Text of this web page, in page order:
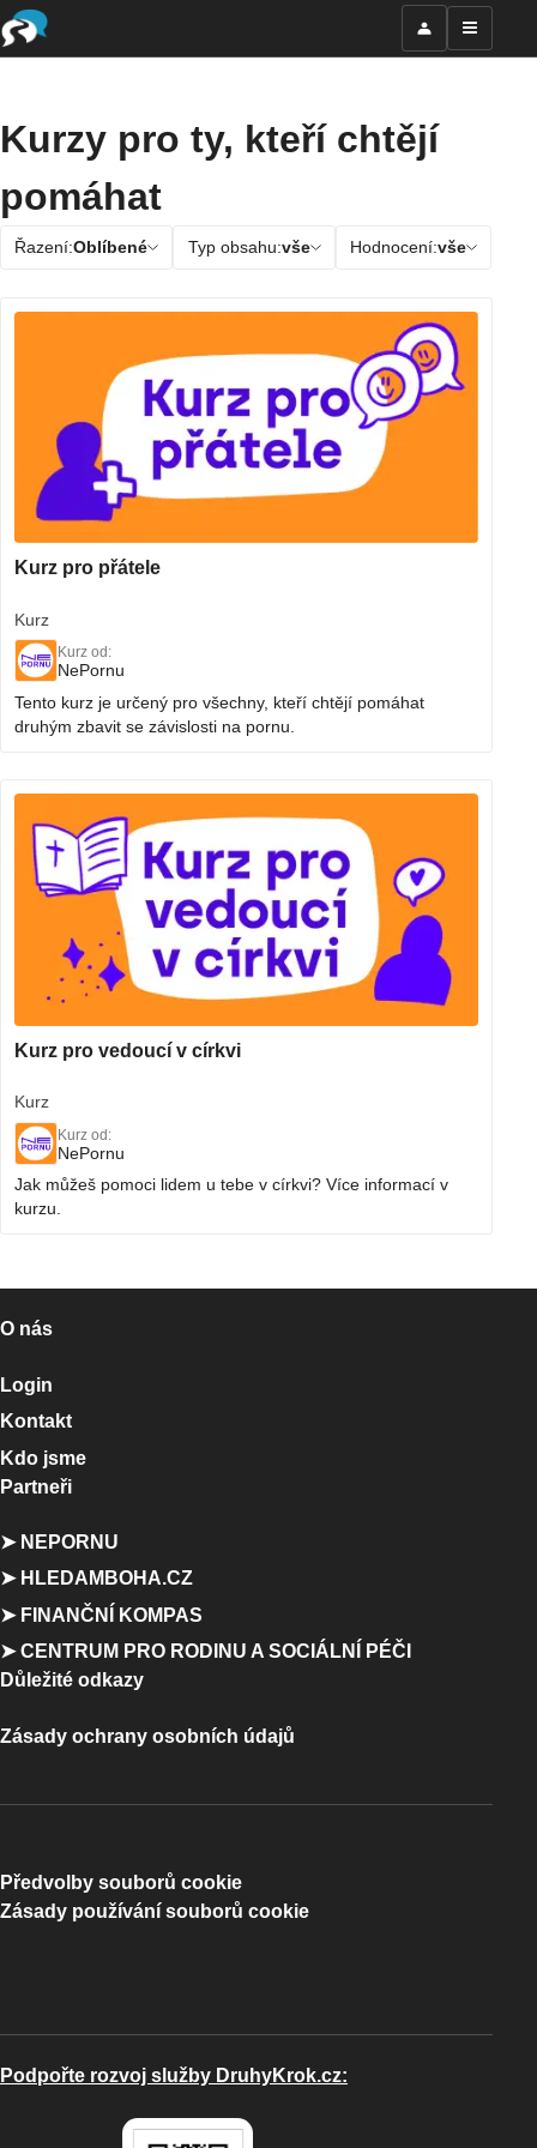
Kurzy pro ty, kteří chtějí
pomáhat
Řazení:Oblíbené Typ obsahu:vše Hodnocení:vše
Kurz pro přátele
Kurz
Kurz od:
NePornu
Tento kurz je určený pro všechny, kteří chtějí pomáhat
druhým zbavit se závislosti na pornu.
Kurz pro vedoucí v církvi
Kurz
Kurz od:
NePornu
Jak můžeš pomoci lidem u tebe v církvi? Více informací v
kurzu.
O nás
Login
Kontakt
Kdo jsme
Partneři
➤ NEPORNU
➤ HLEDAMBOHA.CZ
➤ FINANČNÍ KOMPAS
➤ CENTRUM PRO RODINU A SOCIÁLNÍ PÉČI
Důležité odkazy
Zásady ochrany osobních údajů
Předvolby souborů cookie
Zásady používání souborů cookie
Podpořte rozvoj služby DruhyKrok.cz: